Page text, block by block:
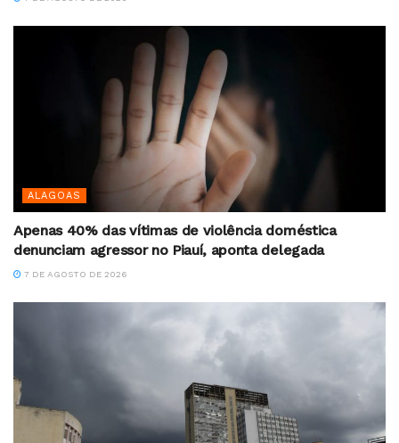
ALAGOAS
Apenas 40% das vítimas de violência doméstica
denunciam agressor no Piauí, aponta delegada
7 DE AGOSTO DE 2026